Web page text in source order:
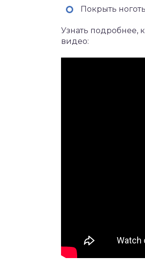
Покрыть
Узнать подробнее,
видео: